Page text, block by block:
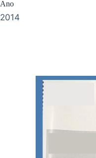
Ano
2014